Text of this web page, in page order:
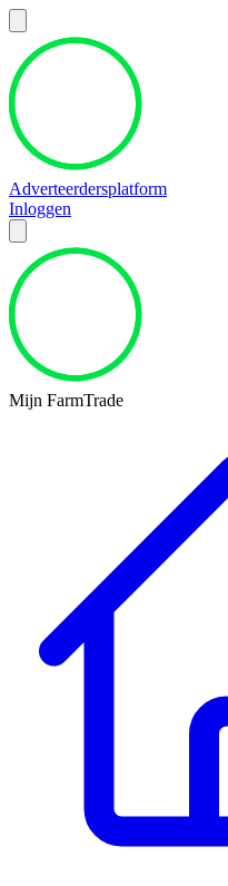
Adverteerdersplatform
Inloggen
Mijn FarmTrade